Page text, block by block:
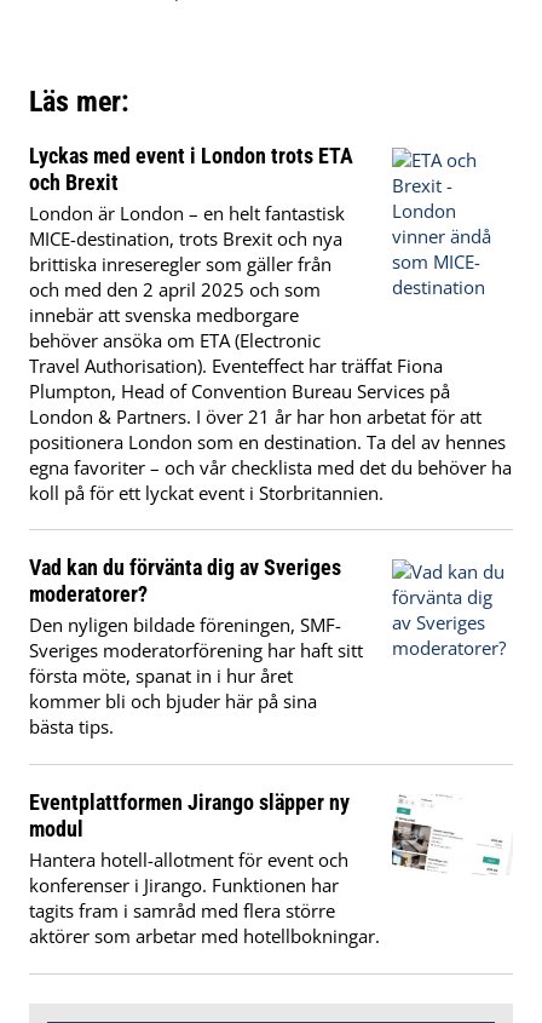
Läs mer:
Lyckas med event i London trots ETA
och Brexit
London är London – en helt fantastisk
MICE-destination, trots Brexit och nya
brittiska inreseregler som gäller från
och med den 2 april 2025 och som
innebär att svenska medborgare
behöver ansöka om ETA (Electronic
Travel Authorisation). Eventeffect har träffat Fiona
Plumpton, Head of Convention Bureau Services på
London & Partners. I över 21 år har hon arbetat för att
positionera London som en destination. Ta del av hennes
egna favoriter – och vår checklista med det du behöver ha
koll på för ett lyckat event i Storbritannien.
Vad kan du förvänta dig av Sveriges
moderatorer?
Den nyligen bildade föreningen, SMF-
Sveriges moderatorförening har haft sitt
första möte, spanat in i hur året
kommer bli och bjuder här på sina
bästa tips.
Eventplattformen Jirango släpper ny
modul
Hantera hotell-allotment för event och
konferenser i Jirango. Funktionen har
tagits fram i samråd med flera större
aktörer som arbetar med hotellbokningar.